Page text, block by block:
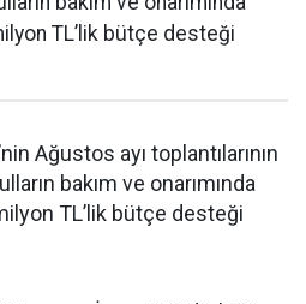
TL’lik bütçe desteği
Ağustos ayı toplantılarının
bakım ve onarımında
TL’lik bütçe desteği